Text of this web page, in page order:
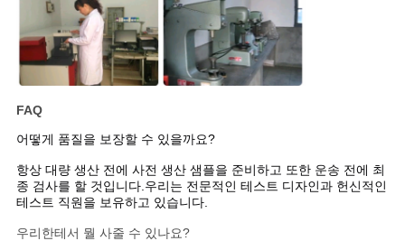
FAQ
어떻게 품질을 보장할 수 있을까요?
항상 대량 생산 전에 사전 생산 샘플을 준비하고 또한 운송 전에 최
종 검사를 할 것입니다. 우리는 전문적인 테스트 디자인과 헌신적인
테스트 직원을 보유하고 있습니다.
우리한테서 뭘 사줄 수 있나요?